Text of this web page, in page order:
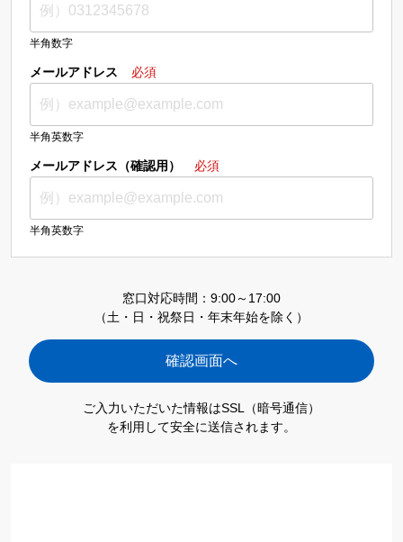
半角数字
メールアドレス 必須
半角英数字
メールアドレス（確認用） 必須
半角英数字
窓口対応時間：9:00～17:00
（土・日・祝祭日・年末年始を除く）
ご入力いただいた情報はSSL（暗号通信）
を利用して安全に送信されます。